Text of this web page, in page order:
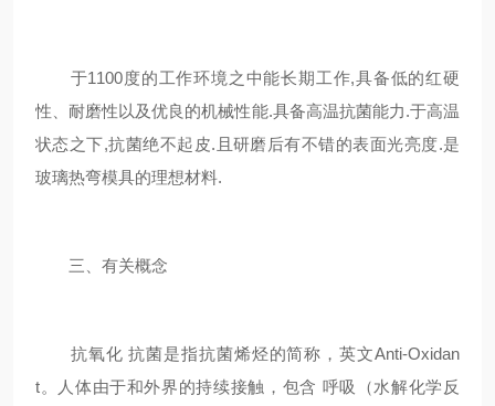
于1100度的工作环境之中能长期工作,具备低的红硬
性、耐磨性以及优良的机械性能.具备高温抗菌能力.于高温
状态之下,抗菌绝不起皮.且研磨后有不错的表面光亮度.是
玻璃热弯模具的理想材料.
三、有关概念
抗氧化 抗菌是指抗菌烯烃的简称，英文Anti-Oxidan
t。人体由于和外界的持续接触，包含 呼吸（水解化学反